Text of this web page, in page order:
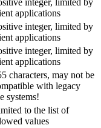
integer, limited by
applications
integer, limited by
applications
integer, limited by
applications
characters, may not be
with legacy
systems!
to the list of
values